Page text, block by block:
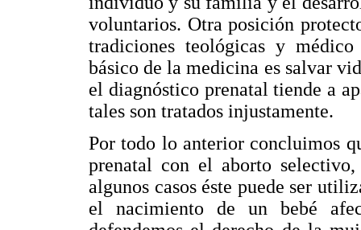
voluntarios. Otra posición
tradiciones teológicas y
básico de la medicina es salvar
el diagnóstico prenatal tiende a
tales son tratados injustamente.
Por todo lo anterior concluimos
prenatal con el aborto
algunos casos éste puede ser
el nacimiento de un bebé